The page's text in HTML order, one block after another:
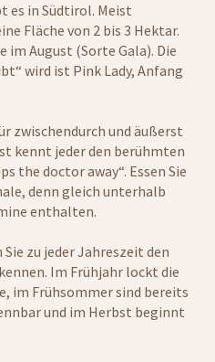
es in Südtirol. Meist
Fläche von 2 bis 3 Hektar.
August (Sorte Gala). Die
wird ist Pink Lady, Anfang
zwischendurch und äußerst
kennt jeder den berühmten
the doctor away“. Essen Sie
denn gleich unterhalb
enthalten.
zu jeder Jahreszeit den
Im Frühjahr lockt die
im Frühsommer sind bereits
und im Herbst beginnt